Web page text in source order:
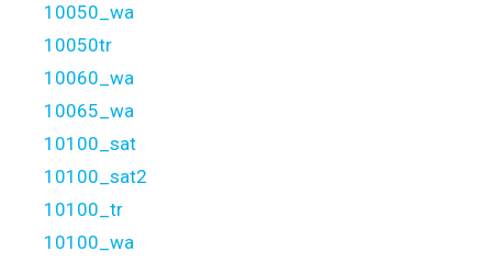
10050_wa
10050tr
10060_wa
10065_wa
10100_sat
10100_sat2
10100_tr
10100_wa